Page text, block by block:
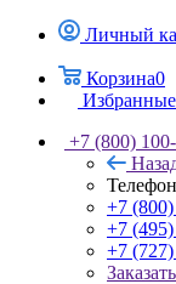
Личный
Корзина0
+7 (800)
+7
+7
+7